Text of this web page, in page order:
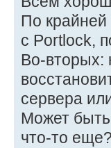
По крайней
с Portlock,
Во-вторых:
сервера
Может
что-то